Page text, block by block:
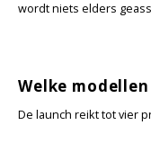
Peli
wordt niets elders
Welke
De launch reikt tot vier